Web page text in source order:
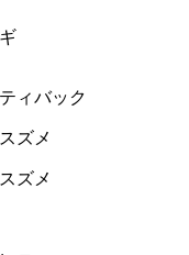
ィバック
ズメ
ズメ